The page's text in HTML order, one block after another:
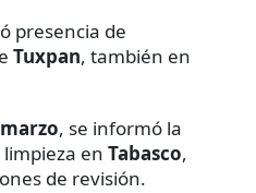
presencia de
Tuxpan, también en
, se informó la
en Tabasco,
de revisión.